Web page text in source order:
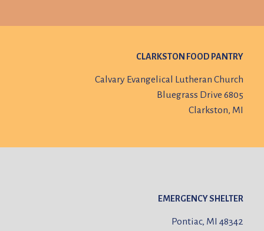
CLARKSTON FOOD PANTRY
Calvary Evangelical Lutheran Church
6805 Bluegrass Drive
Clarkston, MI
EMERGENCY SHELTER
Pontiac, MI 48342